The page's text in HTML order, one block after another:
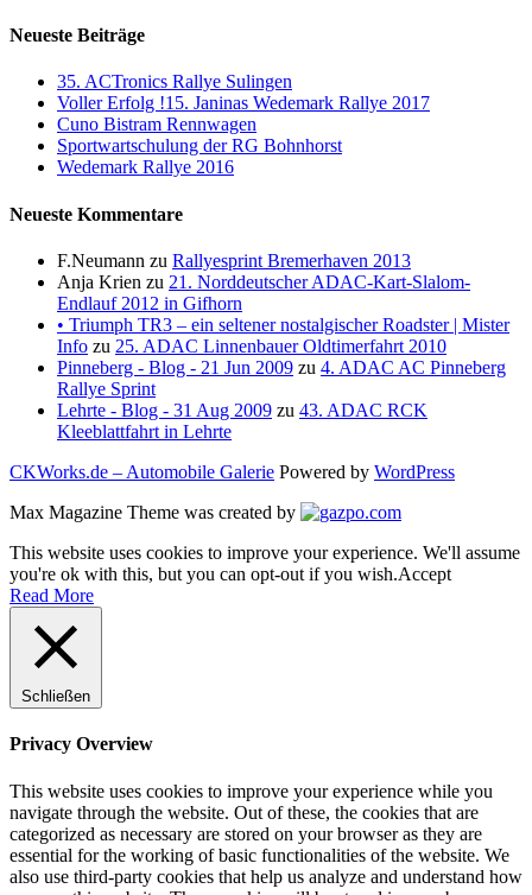
Neueste Beiträge
35. ACTronics Rallye Sulingen
Voller Erfolg !15. Janinas Wedemark Rallye 2017
Cuno Bistram Rennwagen
Sportwartschulung der RG Bohnhorst
Wedemark Rallye 2016
Neueste Kommentare
F.Neumann zu Rallyesprint Bremerhaven 2013
Anja Krien zu 21. Norddeutscher ADAC-Kart-Slalom-
Endlauf 2012 in Gifhorn
• Triumph TR3 – ein seltener nostalgischer Roadster | Mister
Info zu 25. ADAC Linnenbauer Oldtimerfahrt 2010
Pinneberg - Blog - 21 Jun 2009 zu 4. ADAC AC Pinneberg
Rallye Sprint
Lehrte - Blog - 31 Aug 2009 zu 43. ADAC RCK
Kleeblattfahrt in Lehrte
CKWorks.de – Automobile Galerie Powered by WordPress
Max Magazine Theme was created by
This website uses cookies to improve your experience. We'll assume
you're ok with this, but you can opt-out if you wish.Accept
Read More
Schließen
Privacy Overview
This website uses cookies to improve your experience while you
navigate through the website. Out of these, the cookies that are
categorized as necessary are stored on your browser as they are
essential for the working of basic functionalities of the website. We
also use third-party cookies that help us analyze and understand how